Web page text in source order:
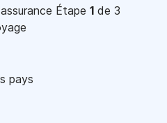
Étape 1 de 3
pays